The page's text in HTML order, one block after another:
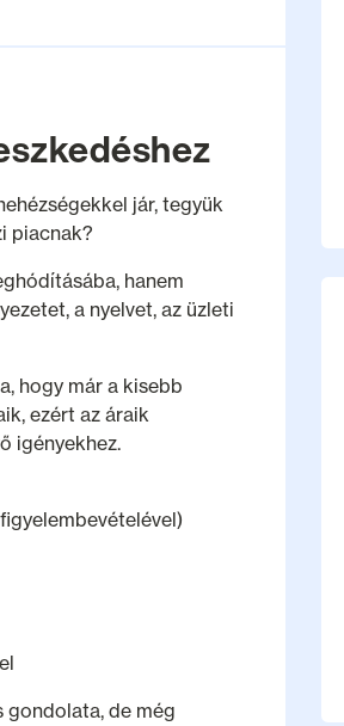
jár, tegyük
piacnak?
hanem
a nyelvet, az üzleti
hogy már a kisebb
ezért az áraik
igényekhez.
gondolata, de még